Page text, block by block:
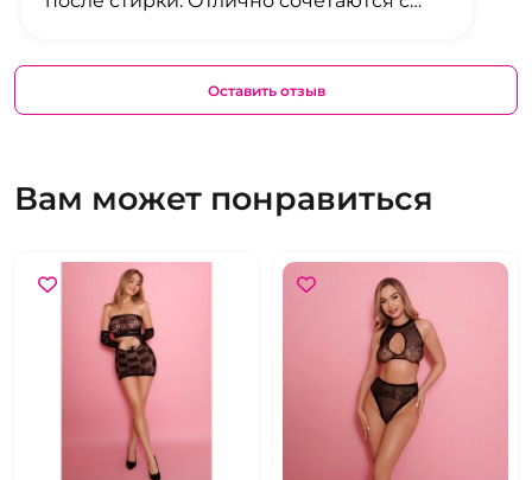
гармонично. Рекомендую!
Оставить отзыв
Вам может понравиться